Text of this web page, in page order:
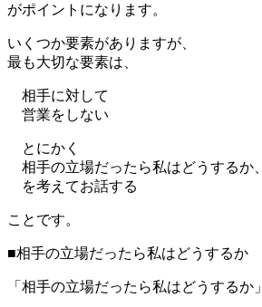
がポイントになります。
いくつか要素がありますが、
最も大切な要素は、
相手に対して
営業をしない
とにかく
相手の立場だったら私はどうするか、
を考えてお話する
ことです。
■相手の立場だったら私はどうするか
「相手の立場だったら私はどうするか」